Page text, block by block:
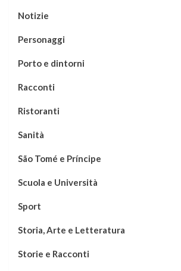
Notizie
Personaggi
Porto e dintorni
Racconti
Ristoranti
Sanità
São Tomé e Príncipe
Scuola e Università
Sport
Storia, Arte e Letteratura
Storie e Racconti